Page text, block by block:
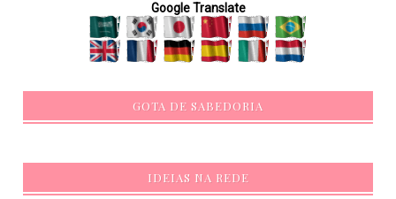
Google Translate
GOTA DE SABEDORIA
IDEIAS NA REDE